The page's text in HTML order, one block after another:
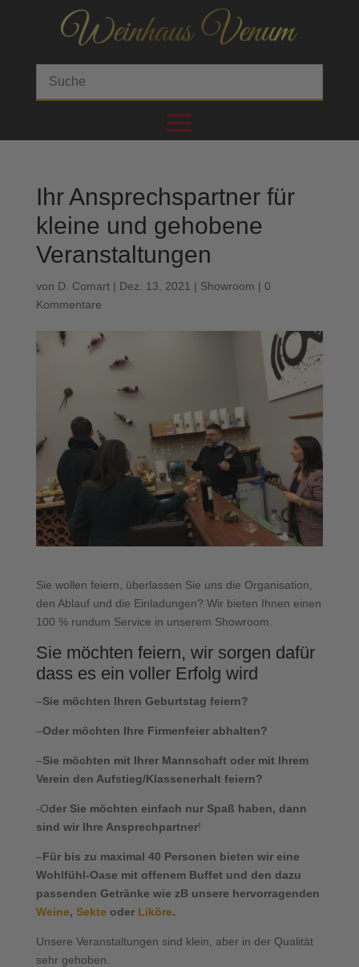
Ihr Ansprechspartner für
kleine und gehobene
Veranstaltungen
von D. Comart| Dez. 13, 2021 | Showroom | 0
Kommentare
Sie wollen feiern, überlassen Sie uns die Organisation,
den Ablauf und die Einladungen? Wir bieten Ihnen einen
100 % rundum Service in unserem Showroom.
Sie möchten feiern, wir sorgen dafür
dass es ein voller Erfolg wird
–Sie möchten Ihren Geburtstag feiern?
–Oder möchten Ihre Firmenfeier abhalten?
–Sie möchten mit Ihrer Mannschaft oder mit Ihrem
Verein den Aufstieg/Klassenerhalt feiern?
-Oder Sie möchten einfach nur Spaß haben, dann
sind wir Ihre Ansprechpartner!
–Für bis zu maximal 40 Personen bieten wir eine
Wohlfühl-Oase mit offenem Buffet und den dazu
passenden Getränke wie zB unsere hervorragenden
Weine, Sekte oder Liköre.
Unsere Veranstaltungen sind klein, aber in der Qualität
sehr gehoben.